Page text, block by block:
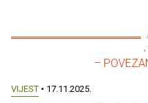
–
VIJEST • 17.11.2025.